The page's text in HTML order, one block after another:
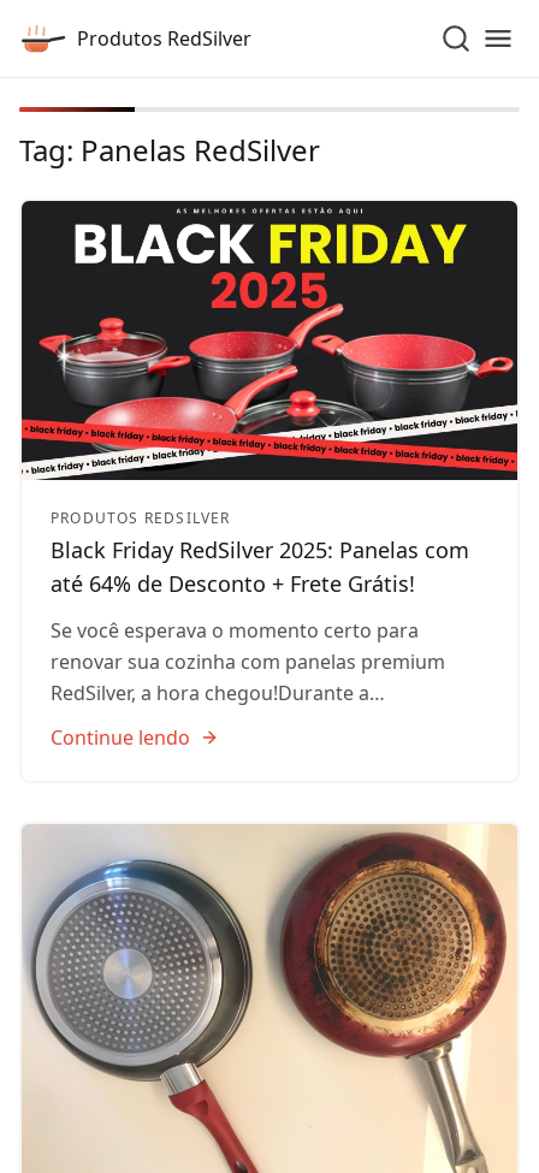
Produtos RedSilver
Tag: Panelas RedSilver
PRODUTOS REDSILVER
Black Friday RedSilver 2025: Panelas com
até 64% de Desconto + Frete Grátis!
Se você esperava o momento certo para
renovar sua cozinha com panelas premium
RedSilver, a hora chegou!Durante a…
Continue lendo